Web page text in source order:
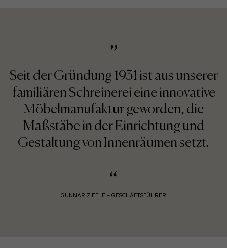
Seit der Gründung 1931 ist aus unserer
familiären Schreinerei eine innovative
Möbelmanufaktur geworden, die
Maßstäbe in der Einrichtung und
Gestaltung von Innenräumen setzt.
GUNNAR ZIEFLE – GESCHÄFTSFÜHRER